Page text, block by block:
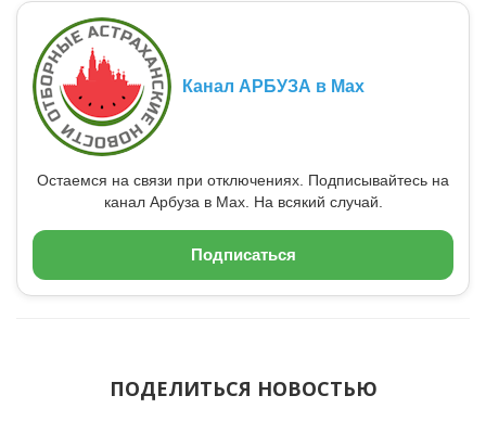
Канал АРБУЗА в Max
Остаемся на связи при отключениях. Подписывайтесь на
канал Арбуза в Max. На всякий случай.
Подписаться
ПОДЕЛИТЬСЯ НОВОСТЬЮ